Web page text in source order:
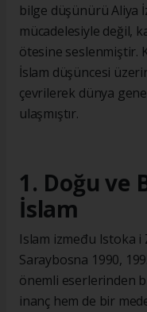
bilge düşünürü Aliya
mücadelesiyle değil,
ötesine seslenmiştir.
İslam düşüncesi
çevrilerek dünya
ulaşmıştır.
1. Doğu ve
İslam
Islam između Istoka i
Saraybosna 1990,
önemli eserlerinden
inanç hem de bir